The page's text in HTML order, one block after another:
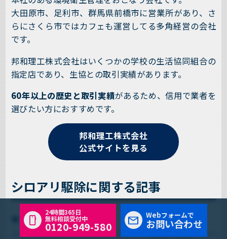
大田原市、足利市、群馬県前橋市に営業所があり、さ
らにさくら市ではカフェも運営してる多角経営の会社
です。
邦和理工株式会社はいくつかの学校の生活協同組合の
指定店であり、生協との取引実績があります。
60年以上の歴史と取引実績があるため、信用で業者を
選びたい方におすすめです。
邦和理工株式会社
公式サイトを見る
シロアリ駆除に関する記事
シロアリ駆除の料金相場はいくら？費用の仕組みや一
24時間365日
無料相談受付中
0120-949-580
Webフォームで
お問い合わせ